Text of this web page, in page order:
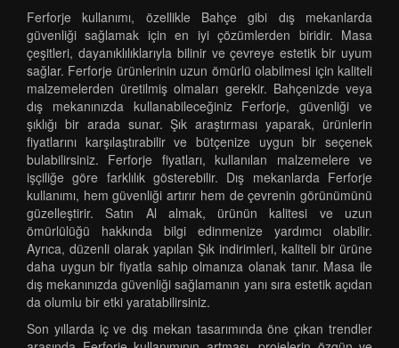
Ferforje kullanımı, özellikle Bahçe gibi dış mekanlarda
güvenliği sağlamak için en iyi çözümlerden biridir. Masa
çeşitleri, dayanıklılıklarıyla bilinir ve çevreye estetik bir uyum
sağlar. Ferforje ürünlerinin uzun ömürlü olabilmesi için kaliteli
malzemelerden üretilmiş olmaları gerekir. Bahçenizde veya
dış mekanınızda kullanabileceğiniz Ferforje, güvenliği ve
şıklığı bir arada sunar. Şık araştırması yaparak, ürünlerin
fiyatlarını karşılaştırabilir ve bütçenize uygun bir seçenek
bulabilirsiniz. Ferforje fiyatları, kullanılan malzemelere ve
işçiliğe göre farklılık gösterebilir. Dış mekanlarda Ferforje
kullanımı, hem güvenliği artırır hem de çevrenin görünümünü
güzelleştirir. Satın Al almak, ürünün kalitesi ve uzun
ömürlülüğü hakkında bilgi edinmenize yardımcı olabilir.
Ayrıca, düzenli olarak yapılan Şık indirimleri, kaliteli bir ürüne
daha uygun bir fiyatla sahip olmanıza olanak tanır. Masa ile
dış mekanınızda güvenliği sağlamanın yanı sıra estetik açıdan
da olumlu bir etki yaratabilirsiniz.
Son yıllarda iç ve dış mekan tasarımında öne çıkan trendler